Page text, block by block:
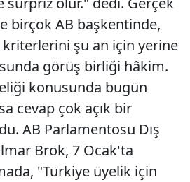
birçok AB başkentinde,
şu an için yerine
görüş birliği hâkim.
konusunda bugün
cevap çok açık bir
AB Parlamentosu Dış
Brok, 7 Ocak'ta
"Türkiye üyelik için